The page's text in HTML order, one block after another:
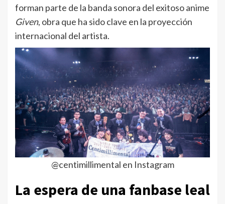
forman parte de la banda sonora del exitoso anime
Given, obra que ha sido clave en la proyección
internacional del artista.
@centimillimental en Instagram
La espera de una fanbase leal